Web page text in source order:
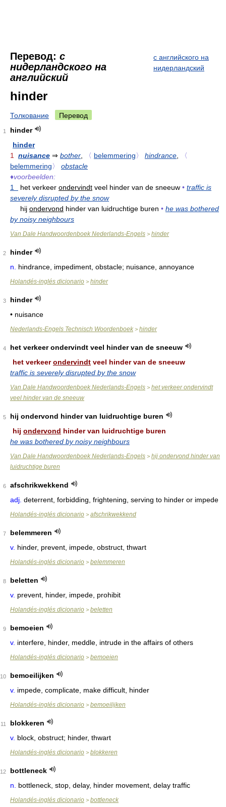
Перевод: с
нидерландского на
английский
с английского на
нидерландский
hinder
Толкование Перевод
1
hinder
hinder
1
nuisance ⇒ bother 〈 belemmering〉 hindrance
〈
belemmering〉
obstacle
♦voorbeelden:
1
het verkeer ondervindt veel hinder van de sneeuw • traffic is
severely disrupted by the snow
hij ondervond hinder van luidruchtige buren • he was bothered
by noisy neighbours
Van Dale Handwoordenboek Nederlands-Engels > hinder
2
hinder
n.
hindrance, impediment, obstacle; nuisance, annoyance
Holandés-inglés dicionario > hinder
3
hinder
• nuisance
Nederlands-Engels Technisch Woordenboek > hinder
4
het verkeer ondervindt veel hinder van de sneeuw
het verkeerondervindt veel hinder van de sneeuw
traffic is severely disrupted by the snow
Van Dale Handwoordenboek Nederlands-Engels > het verkeer ondervindt
veel hinder van de sneeuw
5
hij ondervond hinder van luidruchtige buren
hij ondervond hinder van luidruchtige buren
he was bothered by noisy neighbours
Van Dale Handwoordenboek Nederlands-Engels > hij ondervond hinder van
luidruchtige buren
6
afschrikwekkend
adj. deterrent, forbidding, frightening, serving to hinder or impede
Holandés-inglés dicionario > afschrikwekkend
7
belemmeren
v. hinder, prevent, impede, obstruct, thwart
Holandés-inglés dicionario > belemmeren
8
beletten
v. prevent, hinder, impede, prohibit
Holandés-inglés dicionario > beletten
9
bemoeien
v. interfere, hinder, meddle, intrude in the affairs of others
Holandés-inglés dicionario > bemoeien
10
bemoeilijken
v. impede, complicate, make difficult, hinder
Holandés-inglés dicionario > bemoeilijken
11
blokkeren
v. block, obstruct; hinder, thwart
Holandés-inglés dicionario > blokkeren
12
bottleneck
n.
bottleneck, stop, delay, hinder movement, delay traffic
Holandés-inglés dicionario > bottleneck